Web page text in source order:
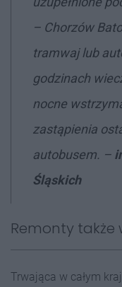
– Chorzów
tramwaj lub
godzinach
nocne
zastąpienia
autobusem. –
Śląskich
Remonty
Trwająca w całym